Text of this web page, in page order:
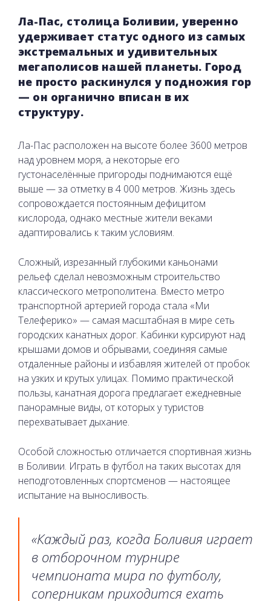
Ла-Пас, столица Боливии, уверенно
удерживает статус одного из самых
экстремальных и удивительных
мегаполисов нашей планеты. Город
не просто раскинулся у подножия гор
— он органично вписан в их
структуру.
Ла-Пас расположен на высоте более 3600 метров
над уровнем моря, а некоторые его
густонаселённые пригороды поднимаются ещё
выше — за отметку в 4 000 метров. Жизнь здесь
сопровождается постоянным дефицитом
кислорода, однако местные жители веками
адаптировались к таким условиям.
Сложный, изрезанный глубокими каньонами
рельеф сделал невозможным строительство
классического метрополитена. Вместо метро
транспортной артерией города стала «Ми
Телеферико» — самая масштабная в мире сеть
городских канатных дорог. Кабинки курсируют над
крышами домов и обрывами, соединяя самые
отдаленные районы и избавляя жителей от пробок
на узких и крутых улицах. Помимо практической
пользы, канатная дорога предлагает ежедневные
панорамные виды, от которых у туристов
перехватывает дыхание.
Особой сложностью отличается спортивная жизнь
в Боливии. Играть в футбол на таких высотах для
неподготовленных спортсменов — настоящее
испытание на выносливость.
«Каждый раз, когда Боливия играет
в отборочном турнире
чемпионата мира по футболу,
соперникам приходится ехать